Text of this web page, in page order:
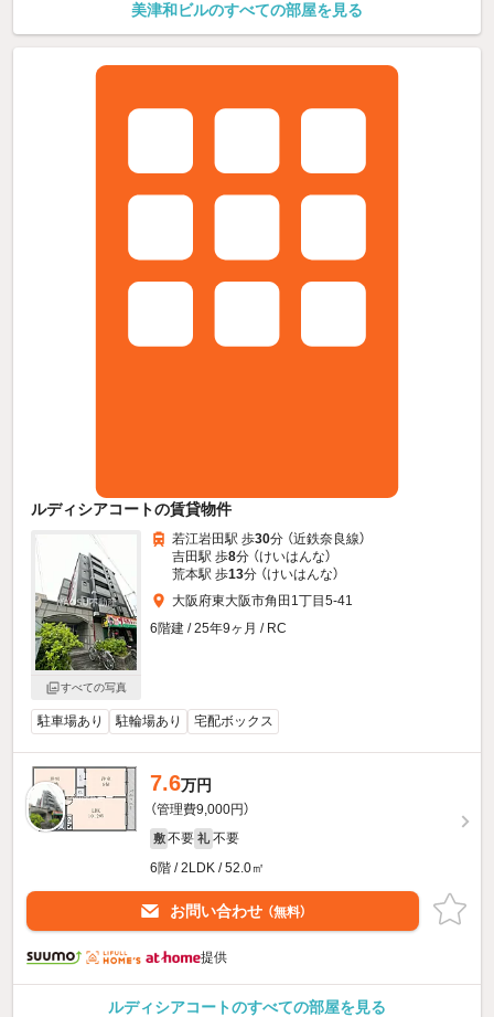
美津和ビルのすべての部屋を見る
ルディシアコートの賃貸物件
すべての写真
若江岩田駅 歩30分 （近鉄奈良線）
吉田駅 歩8分 （けいはんな）
荒本駅 歩13分 （けいはんな）
大阪府東大阪市角田1丁目5-41
6階建 / 25年9ヶ月 / RC
駐車場あり 駐輪場あり 宅配ボックス
7.6万円
（管理費9,000円）
敷 不要 礼 不要
6階 / 2LDK / 52.0㎡
お問い合わせ （無料）
提供
ルディシアコートのすべての部屋を見る